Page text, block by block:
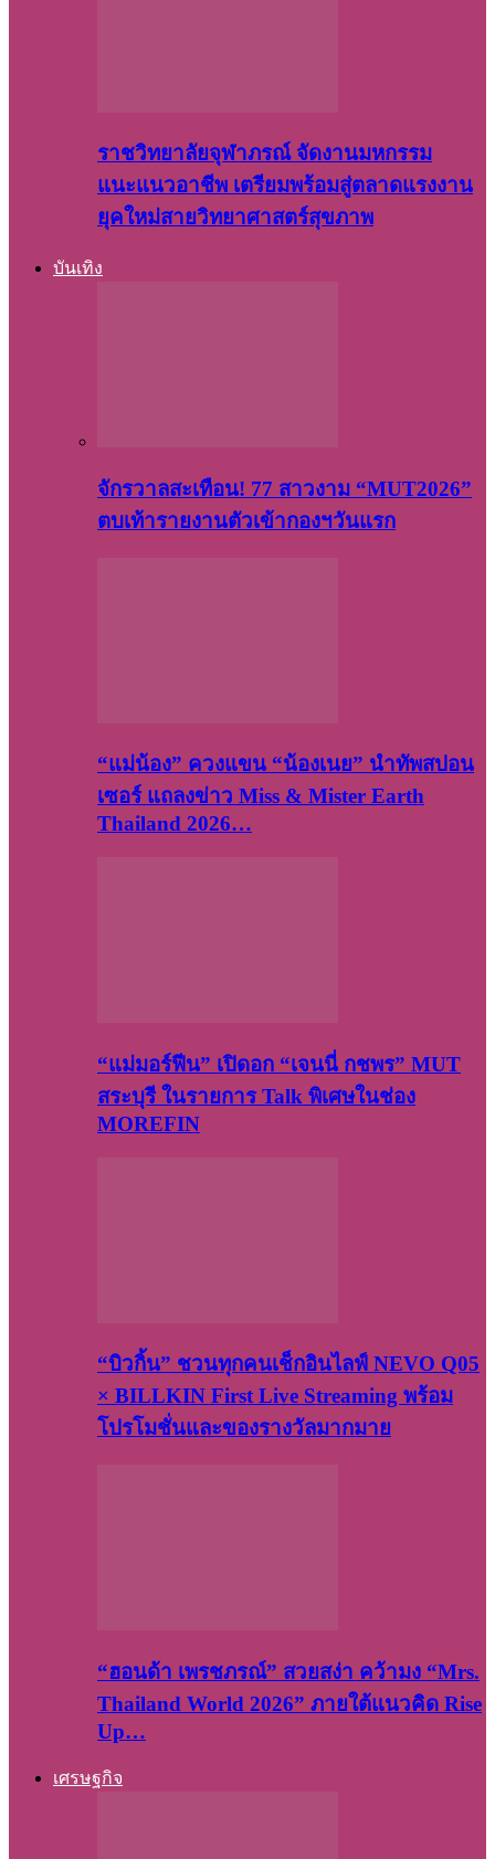
ราชวิทยาลัยจุฬาภรณ์ จัดงานมหกรรม
แนะแนวอาชีพ เตรียมพร้อมสู่ตลาดแรงงาน
ยุคใหม่สายวิทยาศาสตร์สุขภาพ
บันเทิง
จักรวาลสะเทือน! 77 สาวงาม “MUT2026”
ตบเท้ารายงานตัวเข้ากองฯวันแรก
“แม่น้อง” ควงแขน “น้องเนย” นำทัพสปอน
เซอร์ แถลงข่าว Miss & Mister Earth
Thailand 2026…
“แม่มอร์ฟีน” เปิดอก “เจนนี่ กชพร” MUT
สระบุรี ในรายการ Talk พิเศษในช่อง
MOREFIN
“บิวกิ้น” ชวนทุกคนเช็กอินไลฟ์ NEVO Q05
× BILLKIN First Live Streaming พร้อม
โปรโมชั่นและของรางวัลมากมาย
“ฮอนด้า เพรชภรณ์” สวยสง่า คว้ามง “Mrs.
Thailand World 2026” ภายใต้แนวคิด Rise
Up…
เศรษฐกิจ